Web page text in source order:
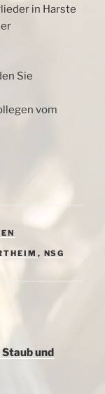
in Harste
Sie
vom
, NSG
und